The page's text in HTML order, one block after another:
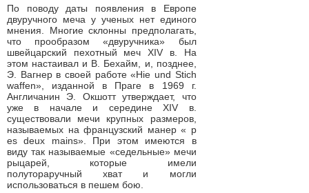
По поводу даты появления в Европе
двуручного меча у ученых нет единого
мнения. Многие склонны предполагать,
что прообразом «двуручника» был
швейцарский пехотный меч XIV в. На
этом настаивал и В. Бехайм, и, позднее,
Э. Вагнер в своей работе «Hie und Stich
waffen», изданной в Праге в 1969 г.
Англичанин Э. Окшотт утверждает, что
уже в начале и середине XIV в.
существовали мечи крупных размеров,
называемых на французский манер « p
es deux mains». При этом имеются в
виду так называемые «седельные» мечи
рыцарей, которые имели
полутораручный хват и могли
использоваться в пешем бою.